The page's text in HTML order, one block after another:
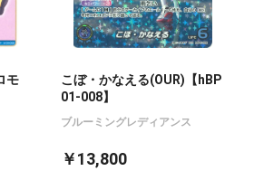
モ
こぼ・かなえる(OUR)【hBP
01-008】
ブルーミングレディアンス
￥13,800